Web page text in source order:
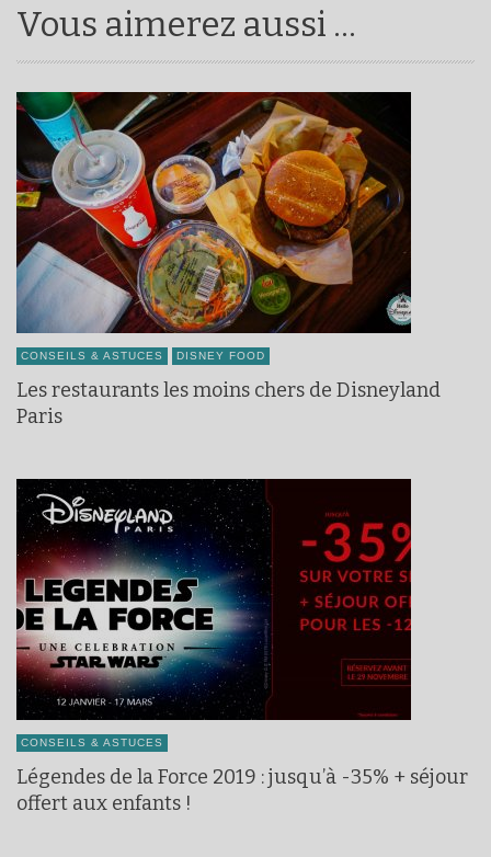
Vous aimerez aussi ...
CONSEILS & ASTUCES DISNEY FOOD
Les restaurants les moins chers de Disneyland
Paris
CONSEILS & ASTUCES
Légendes de la Force 2019 : jusqu’à -35% + séjour
offert aux enfants !